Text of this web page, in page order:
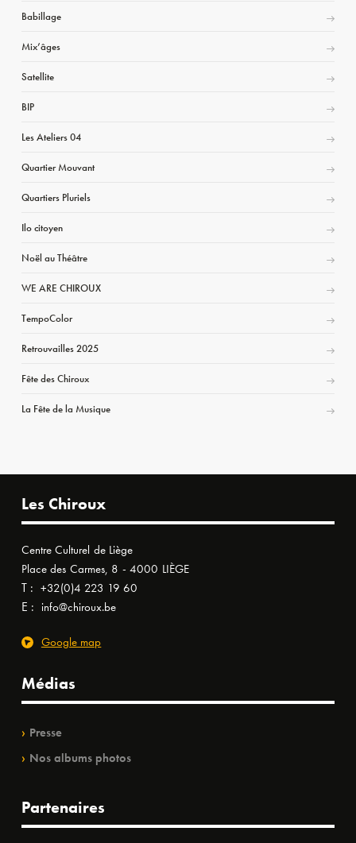
Babillage
Mix’âges
Satellite
BIP
Les Ateliers 04
Quartier Mouvant
Quartiers Pluriels
Ilo citoyen
Noël au Théâtre
WE ARE CHIROUX
TempoColor
Retrouvailles 2025
Fête des Chiroux
La Fête de la Musique
Les Chiroux
Centre Culturel de Liège
Place des Carmes, 8 - 4000 LIÈGE
T : +32(0)4 223 19 60
E : info@chiroux.be
Google map
Médias
Presse
Nos albums photos
Partenaires